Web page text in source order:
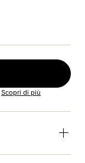
Scopri di più